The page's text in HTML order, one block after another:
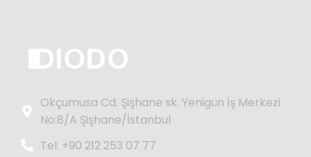
Okçumusa Cd. Şişhane sk. Yenigün İş Merkezi
No:8/A Şişhane/İstanbul
Tel: +90 212 253 07 77